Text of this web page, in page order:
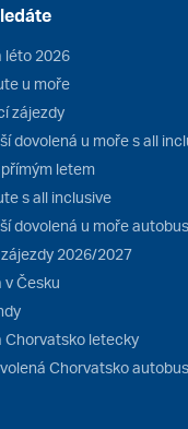
léto 2026
u moře
zájezdy
dovolená u moře s all
letem
s all inclusive
dovolená u moře
2026/2027
v Česku
Chorvatsko letecky
Chorvatsko